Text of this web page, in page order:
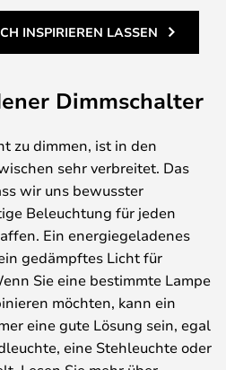
INSPIRIEREN LASSEN
Dimmschalter
zu dimmen, ist in den
sehr verbreitet. Das
wir uns bewusster
Beleuchtung für jeden
Ein energiegeladenes
gedämpftes Licht für
Sie eine bestimmte Lampe
möchten, kann ein
eine gute Lösung sein, egal
eine Stehleuchte oder